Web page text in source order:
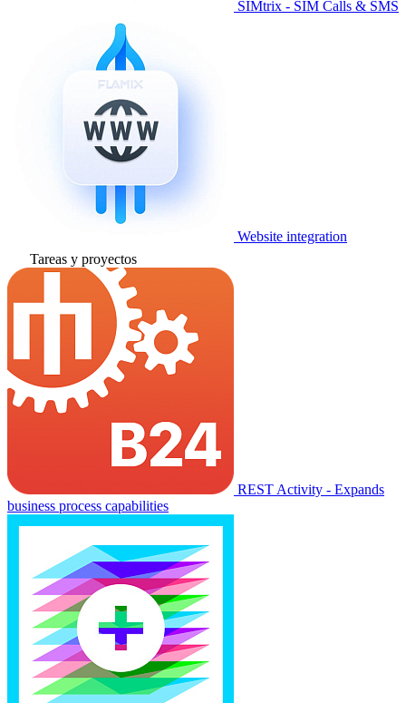
SIMtrix - SIM Calls & SMS
Website integration
Tareas y proyectos
REST Activity - Expands
business process capabilities